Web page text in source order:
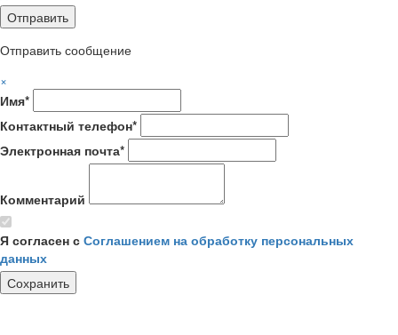
Отправить сообщение
×
Имя*
Контактный телефон*
Электронная почта*
Комментарий
Я согласен с Соглашением на обработку персональных
данных